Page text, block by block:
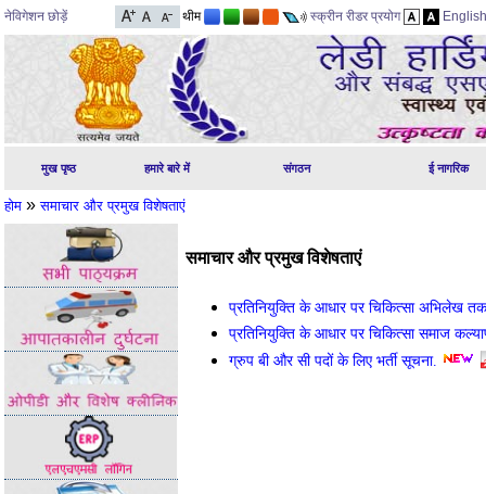
नेविगेशन छोड़ें थीम स्क्रीन रीडर प्रयोग English
मुख पृष्ठ हमारे बारे में संगठन ई नागरिक
होम »समाचार और प्रमुख विशेषताएं
समाचार और प्रमुख विशेषताएं
प्रतिनियुक्ति के आधार पर चिकित्सा अभिलेख
प्रतिनियुक्ति के आधार पर चिकित्सा समाज
ग्रुप बी और सी पदों के लिए भर्ती सूचना.